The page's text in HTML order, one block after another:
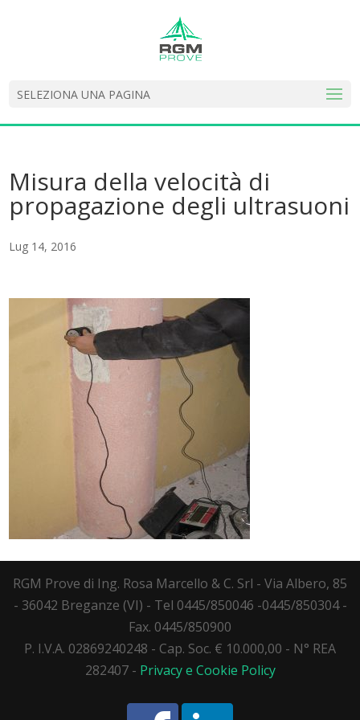
SELEZIONA UNA PAGINA
Misura della velocità di
propagazione degli ultrasuoni
Lug 14, 2016
RGM Prove di Ing. Rosa Marcello & C. Srl - Via Albero, 85
- 36042 Breganze (VI) - Tel 0445/850046 -0445/850304 -
Fax. 0445/850900
P. I.V.A. 02869240248 - Cap. Soc. € 10.000,00 - N° REA
282407 - Privacy e Cookie Policy